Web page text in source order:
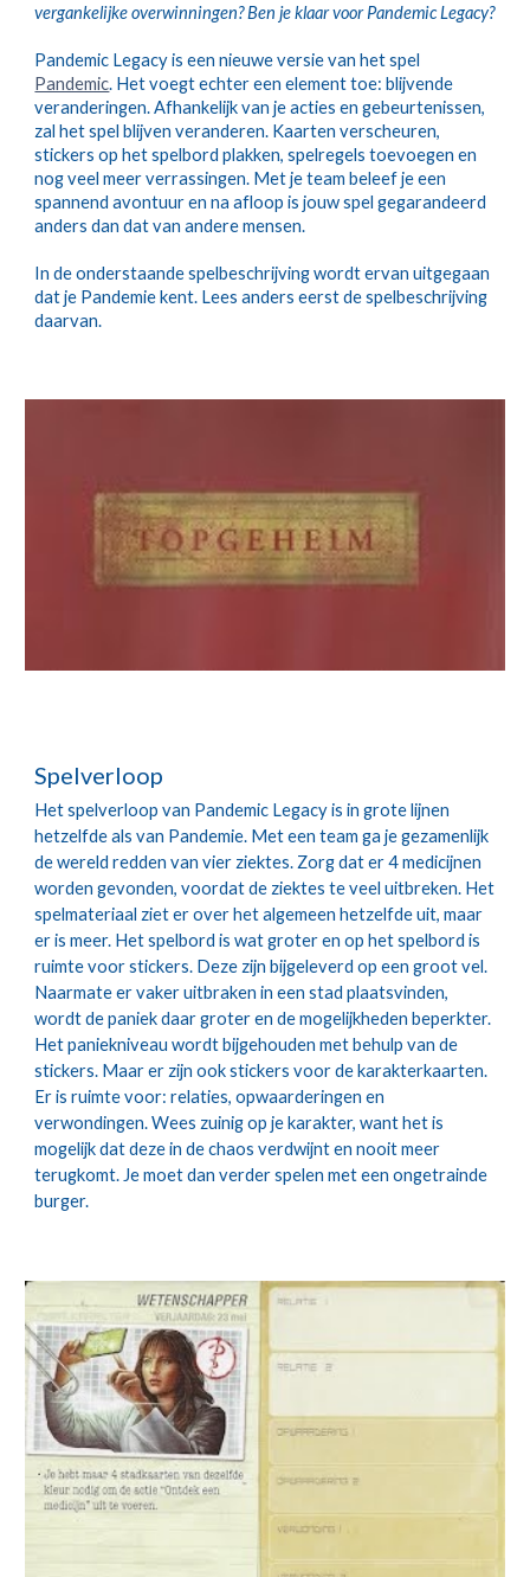
vergankelijke overwinningen? Ben je klaar voor Pandemic Legacy?
Pandemic. Het voegt echter een element toe: blijvende
veranderingen. Afhankelijk van je acties en gebeurtenissen,
zal het spel blijven veranderen. Kaarten verscheuren,
stickers op het spelbord plakken, spelregels toevoegen en
nog veel meer verrassingen. Met je team beleef je een
spannend avontuur en na afloop is jouw spel gegarandeerd
anders dan dat van andere mensen.
In de onderstaande spelbeschrijving wordt ervan uitgegaan
dat je Pandemie kent. Lees anders eerst de spelbeschrijving
daarvan.
Spelverloop
Het spelverloop van Pandemic Legacy is in grote lijnen
hetzelfde als van Pandemie. Met een team ga je gezamenlijk
de wereld redden van vier ziektes. Zorg dat er 4 medicijnen
worden gevonden, voordat de ziektes te veel uitbreken. Het
spelmateriaal ziet er over het algemeen hetzelfde uit, maar
er is meer. Het spelbord is wat groter en op het spelbord is
ruimte voor stickers. Deze zijn bijgeleverd op een groot vel.
Naarmate er vaker uitbraken in een stad plaatsvinden,
wordt de paniek daar groter en de mogelijkheden beperkter.
Het paniekniveau wordt bijgehouden met behulp van de
stickers. Maar er zijn ook stickers voor de karakterkaarten.
Er is ruimte voor: relaties, opwaarderingen en
verwondingen. Wees zuinig op je karakter, want het is
mogelijk dat deze in de chaos verdwijnt en nooit meer
terugkomt. Je moet dan verder spelen met een ongetrainde
burger.